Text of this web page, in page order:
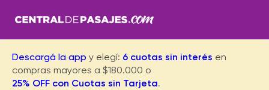
Descargá la app y elegí: 6 cuotas sin interés en
compras mayores a $180.000 o
25% OFF con Cuotas sin Tarjeta.